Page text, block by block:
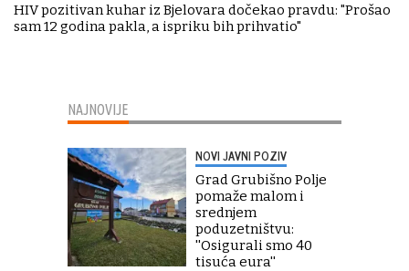
HIV pozitivan kuhar iz Bjelovara dočekao pravdu: "Prošao
sam 12 godina pakla, a ispriku bih prihvatio"
NAJNOVIJE
NOVI JAVNI POZIV
Grad Grubišno Polje
pomaže malom i
srednjem
poduzetništvu:
''Osigurali smo 40
tisuća eura''